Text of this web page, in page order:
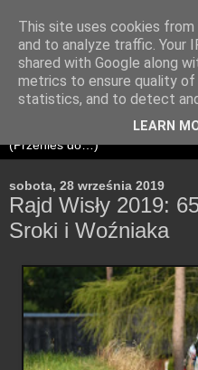
sobota, 28 września 2019
Rajd Wisły 2019:
Sroki i Woźniaka
This site uses cookies
and to analyze traffic. Your
shared with Google along
metrics to ensure quality of
statistics, and to detect
LEARN